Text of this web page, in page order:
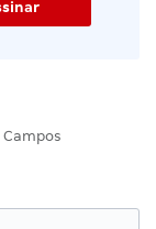
Campos